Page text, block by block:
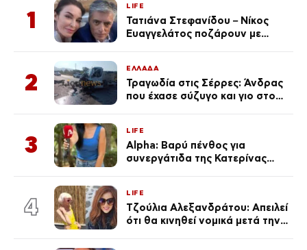
1
LIFE
Τατιάνα Στεφανίδου – Νίκος
Ευαγγελάτος ποζάρουν με
2
ΕΛΛΑΔΑ
Τραγωδία στις Σέρρες: Άνδρας
που έχασε σύζυγο και γιο στο
3
LIFE
Alpha: Βαρύ πένθος για
συνεργάτιδα της Κατερίνας
του Θεού»
4
LIFE
Τζούλια Αλεξανδράτου: Απειλεί
ότι θα κινηθεί νομικά μετά την